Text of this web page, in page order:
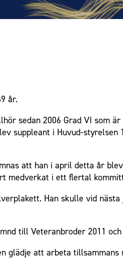
år.
sedan 2006 Grad VI som
suppleant i Huvud-styrelsen
att han i april detta år
medverkat i ett flertal
Han skulle vid
till Veteranbroder 2011
att arbeta tillsammans